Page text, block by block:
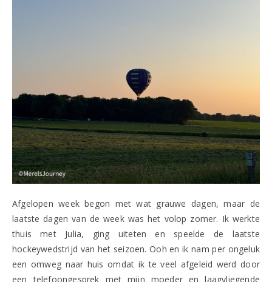
Afgelopen week begon met wat grauwe dagen, maar de
laatste dagen van de week was het volop zomer. Ik werkte
thuis met Julia, ging uiteten en speelde de laatste
hockeywedstrijd van het seizoen. Ooh en ik nam per ongeluk
een omweg naar huis omdat ik te veel afgeleid werd door
een telefoongesprek met mijn moeder en laagvliegende